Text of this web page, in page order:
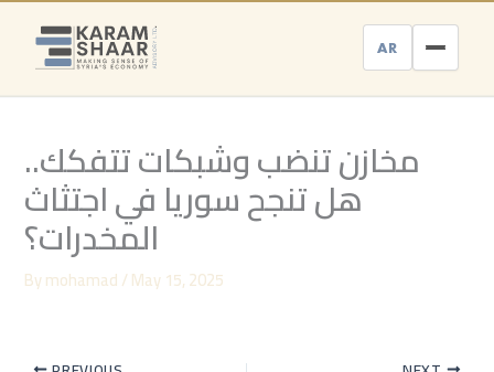
Skip
content
AR
مخازن تنضب وشبكات تتفكك..
هل تنجح سوريا في اجتثاث
المخدرات؟
Bymohamad/May 15, 2025